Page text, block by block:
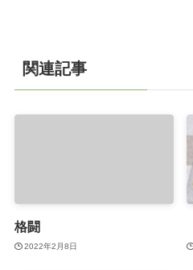
関連記事
格闘
2022年2月8日